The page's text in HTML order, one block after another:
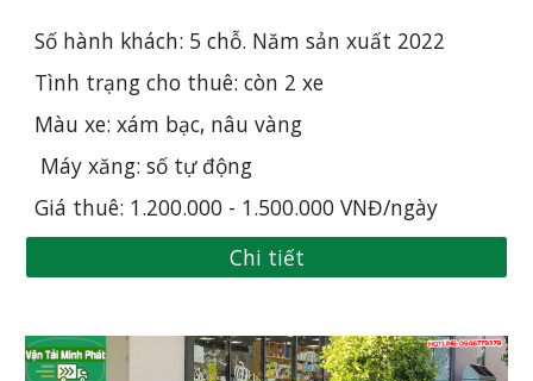
Số hành khách: 5 chỗ. Năm sản xuất 2022
Tình trạng cho thuê: còn 2 xe
Màu xe: xám bạc, nâu vàng
Máy xăng: số tự động
Giá thuê: 1.200.000 - 1.500.000 VNĐ/ngày
Chi tiết